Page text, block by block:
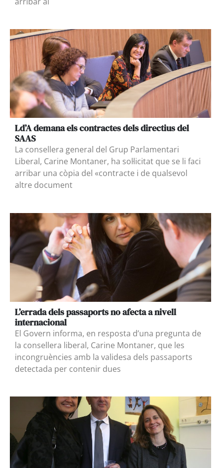
Ld’A demana els contractes dels directius del
SAAS
La consellera general del Grup Parlamentari
Liberal, Carine Montaner, ha sol·licitat que se li faci
arribar una còpia del «contracte i de qualsevol
altre document
L’errada dels passaports no afecta a nivell
internacional
El Govern informa, en resposta d’una pregunta de
la consellera liberal, Carine Montaner, que les
incongruències amb la validesa dels passaports
detectada per contenir dues